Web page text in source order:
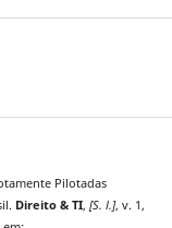
Pilotadas
Direito & TI, [S. l.], v. 1,